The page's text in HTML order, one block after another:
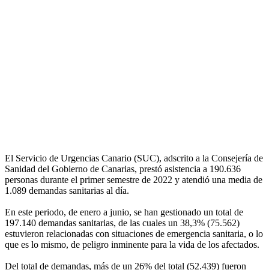
El Servicio de Urgencias Canario (SUC), adscrito a la Consejería de
Sanidad del Gobierno de Canarias, prestó asistencia a 190.636
personas durante el primer semestre de 2022 y atendió una media de
1.089 demandas sanitarias al día.
En este periodo, de enero a junio, se han gestionado un total de
197.140 demandas sanitarias, de las cuales un 38,3% (75.562)
estuvieron relacionadas con situaciones de emergencia sanitaria, o lo
que es lo mismo, de peligro inminente para la vida de los afectados.
Del total de demandas, más de un 26% del total (52.439) fueron